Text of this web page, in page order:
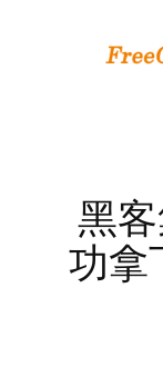
黑
功拿